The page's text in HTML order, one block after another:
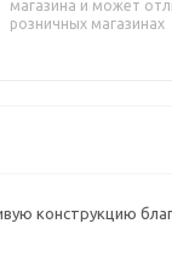
магазина и может
розничных магазинах
конструкцию